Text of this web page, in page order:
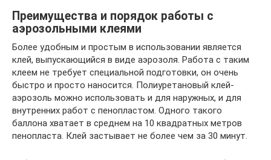
Преимущества и порядок работы с
аэрозольными клеями
Более удобным и простым в использовании является
клей, выпускающийся в виде аэрозоля. Работа с таким
клеем не требует специальной подготовки, он очень
быстро и просто наносится. Полиуретановый клей-
аэрозоль можно использовать и для наружных, и для
внутренних работ с пенопластом. Одного такого
баллона хватает в среднем на 10 квадратных метров
пенопласта. Клей застывает не более чем за 30 минут.